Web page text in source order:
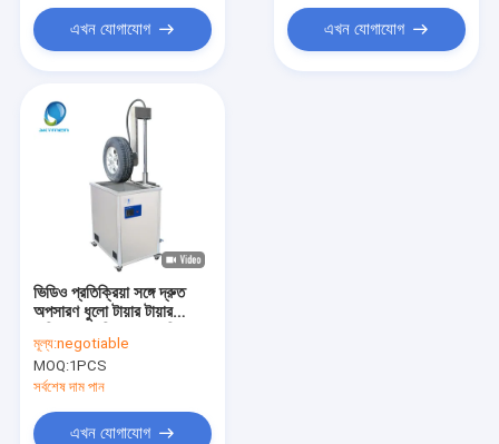
পণ্য
আমাদের সম্পর্কে
কারখানা ভ্রমণ
মান নিয়ন্ত্রণ
যোগাযোগ করুন
মামলা
এখন যোগাযোগ এখন যোগাযোগ
ভিডিও প্রতিক্রিয়া সঙ্গে দ্রুত
অপসারণ ধুলো টায়ার টায়ার
মূল্য:negotiable
MOQ:1PCS
সর্বশেষ দাম পান
এখন যোগাযোগ